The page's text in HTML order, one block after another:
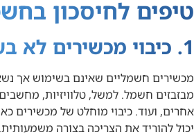
טיפים לחיסכון
1. כיבוי מכשירים לא בשימוש
מכשירים חשמליים שאינם בשימוש אך
מבזבזים חשמל. למשל, טלוויזיות,
אחרים, ועוד. כיבוי מוחלט של
יכול להוריד את הצריכה בצורה משמעותית.